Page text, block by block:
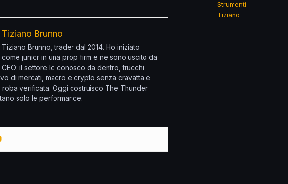
Tiziano Brunno
Tiziano Brunno, trader dal 2014. Ho iniziato
come junior in una prop firm e ne sono uscito da
CEO: il settore lo conosco da dentro, trucchi
di mercati, macro e crypto senza cravatta e
roba verificata. Oggi costruisco The Thunder
solo le performance.
Strumenti
Tiziano